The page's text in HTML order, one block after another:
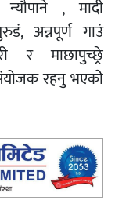
, मादी
अन्नपूर्ण गाउं
र माछापुच्छ्रे
रहनु भएकोे